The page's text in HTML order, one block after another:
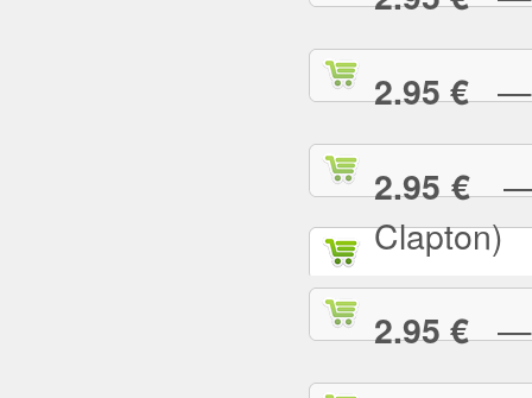
2.95 €—
2.95 €—
Clapton)
2.95 €—